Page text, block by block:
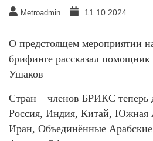
Metroadmin 11.10.2024
О предстоящем мероприятии
брифинге рассказал
Ушаков
Стран – членов БРИКС теперь
Россия, Индия, Китай, Южная
Иран, Объединённые